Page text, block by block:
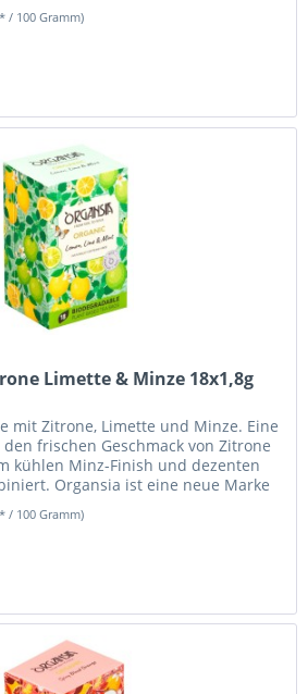
/ 100 Gramm)
Limette & Minze 18x1,8g
mit Zitrone, Limette und Minze. Eine
frischen Geschmack von Zitrone
kühlen Minz-Finish und dezenten
Organsia ist eine neue Marke
/ 100 Gramm)